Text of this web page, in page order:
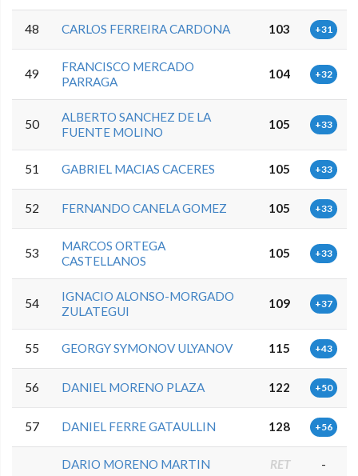
48 CARLOS FERREIRA CARDONA 103 +31
49
FRANCISCO MERCADO
PARRAGA
104 +32
50
ALBERTO SANCHEZ DE LA
FUENTE MOLINO
105 +33
51 GABRIEL MACIAS CACERES 105 +33
52 FERNANDO CANELA GOMEZ 105 +33
53
MARCOS ORTEGA
CASTELLANOS
105 +33
54
IGNACIO ALONSO-MORGADO
ZULATEGUI
109 +37
55 GEORGY SYMONOV ULYANOV 115 +43
56 DANIEL MORENO PLAZA 122 +50
57 DANIEL FERRE GATAULLIN 128 +56
DARIO MORENO MARTIN RET -